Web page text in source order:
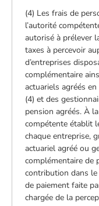
(4) Les frais de
l’autorité
autorisé à prélever
taxes à percevoir
d’entreprises
complémentaire
actuariels agréés
(4) et des
pension agréés. À
compétente établit
chaque entreprise,
actuariel agréé ou
complémentaire de
contribution dans
de paiement faite
chargée de la